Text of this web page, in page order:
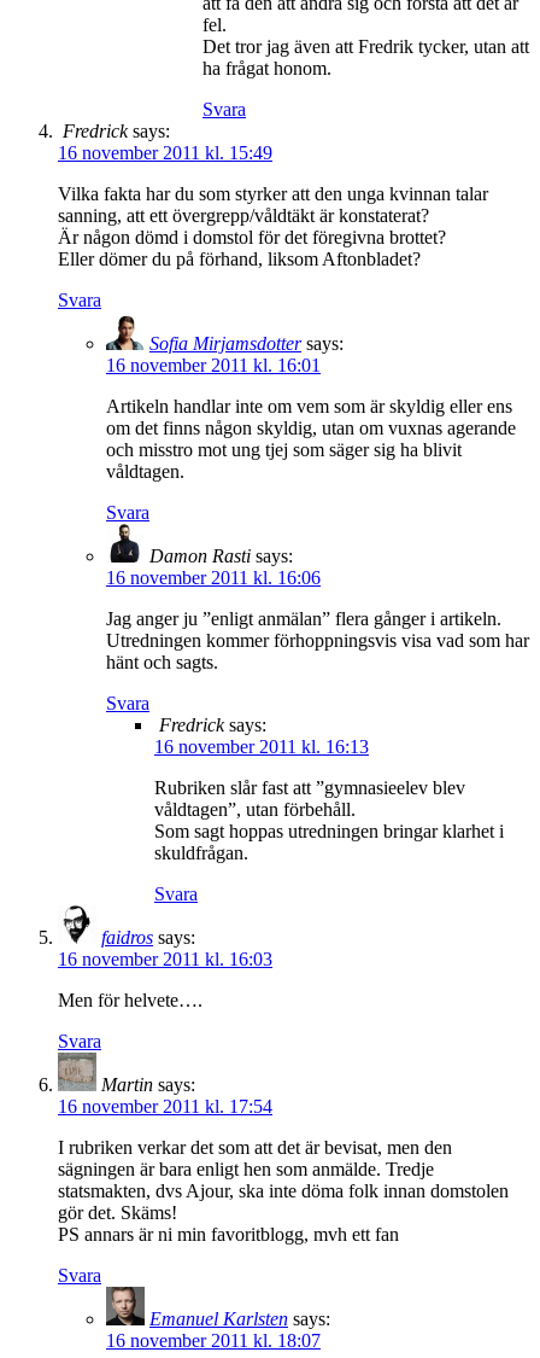
fel.
Det tror jag även att Fredrik tycker, utan att
ha frågat honom.
Svara
Fredrick says:
16 november 2011 kl. 15:49
Vilka fakta har du som styrker att den unga kvinnan talar
sanning, att ett övergrepp/våldtäkt är konstaterat?
Är någon dömd i domstol för det föregivna brottet?
Eller dömer du på förhand, liksom Aftonbladet?
Svara
Sofia Mirjamsdotter says:
16 november 2011 kl. 16:01
Artikeln handlar inte om vem som är skyldig eller ens
om det finns någon skyldig, utan om vuxnas agerande
och misstro mot ung tjej som säger sig ha blivit
våldtagen.
Svara
Damon Rasti says:
16 november 2011 kl. 16:06
Jag anger ju ”enligt anmälan” flera gånger i artikeln.
Utredningen kommer förhoppningsvis visa vad som har
hänt och sagts.
Svara
Fredrick says:
16 november 2011 kl. 16:13
Rubriken slår fast att ”gymnasieelev blev
våldtagen”, utan förbehåll.
Som sagt hoppas utredningen bringar klarhet i
skuldfrågan.
Svara
faidros says:
16 november 2011 kl. 16:03
Men för helvete….
Svara
Martin says:
16 november 2011 kl. 17:54
I rubriken verkar det som att det är bevisat, men den
sägningen är bara enligt hen som anmälde. Tredje
statsmakten, dvs Ajour, ska inte döma folk innan domstolen
gör det. Skäms!
PS annars är ni min favoritblogg, mvh ett fan
Svara
Emanuel Karlsten says:
16 november 2011 kl. 18:07